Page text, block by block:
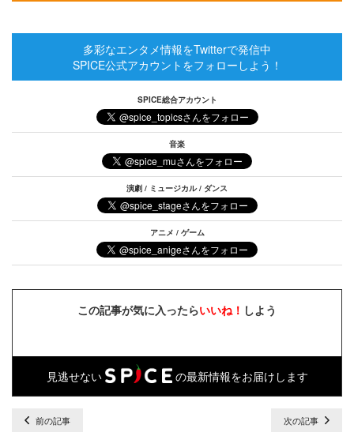
多彩なエンタメ情報をTwitterで発信中
SPICE公式アカウントをフォローしよう！
SPICE総合アカウント
音楽
演劇 / ミュージカル / ダンス
アニメ / ゲーム
この記事が気に入ったらいいね！ しよう
見逃せない の最新情報をお届けします
前の記事 次の記事